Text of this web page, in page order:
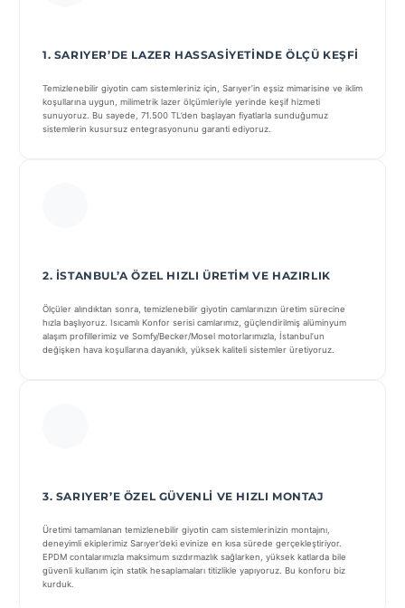
1. SARIYER’DE LAZER HASSASIYETINDE ÖLÇÜ KEŞFI
Temizlenebilir giyotin cam sistemleriniz için, Sarıyer’in eşsiz mimarisine ve iklim
koşullarına uygun, milimetrik lazer ölçümleriyle yerinde keşif hizmeti
sunuyoruz. Bu sayede, 71.500 TL’den başlayan fiyatlarla sunduğumuz
sistemlerin kusursuz entegrasyonunu garanti ediyoruz.
2. İSTANBUL’A ÖZEL HIZLI ÜRETIM VE HAZIRLIK
Ölçüler alındıktan sonra, temizlenebilir giyotin camlarınızın üretim sürecine
hızla başlıyoruz. Isıcamlı Konfor serisi camlarımız, güçlendirilmiş alüminyum
alaşım profillerimiz ve Somfy/Becker/Mosel motorlarımızla, İstanbul’un
değişken hava koşullarına dayanıklı, yüksek kaliteli sistemler üretiyoruz.
3. SARIYER’E ÖZEL GÜVENLI VE HIZLI MONTAJ
Üretimi tamamlanan temizlenebilir giyotin cam sistemlerinizin montajını,
deneyimli ekiplerimiz Sarıyer’deki evinize en kısa sürede gerçekleştiriyor.
EPDM contalarımızla maksimum sızdırmazlık sağlarken, yüksek katlarda bile
güvenli kullanım için statik hesaplamaları titizlikle yapıyoruz. Bu konforu biz
kurduk.